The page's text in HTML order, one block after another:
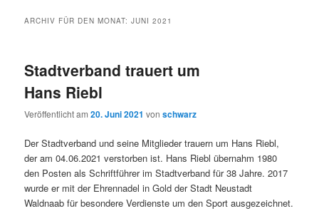
wechseln
ARCHIV FÜR DEN MONAT:JUNI 2021
Stadtverband trauert um
Hans Riebl
Veröffentlicht am20. Juni 2021 vonschwarz
Der Stadtverband und seine Mitglieder trauern um Hans Riebl,
der am 04.06.2021 verstorben ist. Hans Riebl übernahm 1980
den Posten als Schriftführer im Stadtverband für 38 Jahre. 2017
wurde er mit der Ehrennadel in Gold der Stadt Neustadt
Waldnaab für besondere Verdienste um den Sport ausgezeichnet.